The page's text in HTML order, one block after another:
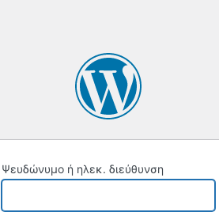
Ψευδώνυμο ή ηλεκ. διεύθυνση